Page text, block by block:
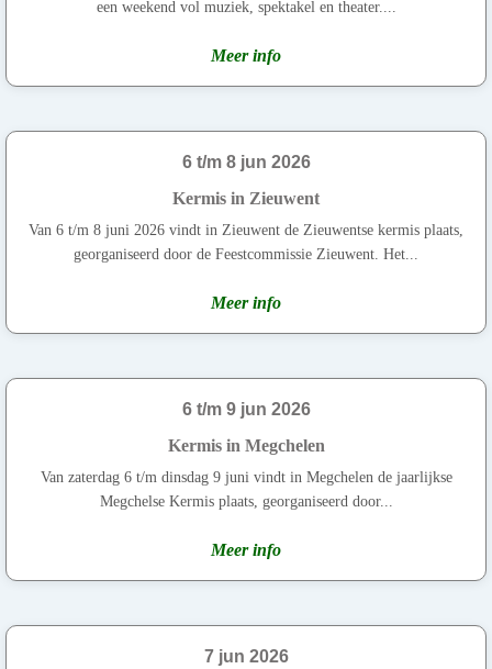
een weekend vol muziek, spektakel en theater....
Meer info
6 t/m 8 jun 2026
Kermis in Zieuwent
Van 6 t/m 8 juni 2026 vindt in Zieuwent de Zieuwentse kermis plaats,
georganiseerd door de Feestcommissie Zieuwent. Het...
Meer info
6 t/m 9 jun 2026
Kermis in Megchelen
Van zaterdag 6 t/m dinsdag 9 juni vindt in Megchelen de jaarlijkse
Megchelse Kermis plaats, georganiseerd door...
Meer info
7 jun 2026